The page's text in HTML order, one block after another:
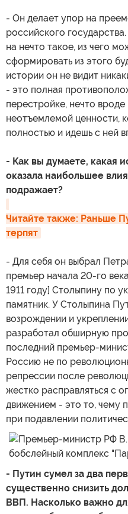
- Он делает упор на
российского
на нечто такое, из чего
сформировать из этого
истории он не видит
- это полная
перестройке, нечто
неотъемлемой ценности,
полностью и идешь с ней
- Как вы думаете, какая
оказала наибольшее
подражает?
Читайте также: Раньше
терпят
- Для себя он выбрал
премьер начала 20-го
1911 году] Столыпину по
памятник. У Столыпина
возрождении и
разработал обширную
последний премьер-
Россию не по
репрессии после
жестко расправляться с
движением - это то, чему
при подавлении
- Путин сумел за два
существенно снизить
ВВП. Насколько важно